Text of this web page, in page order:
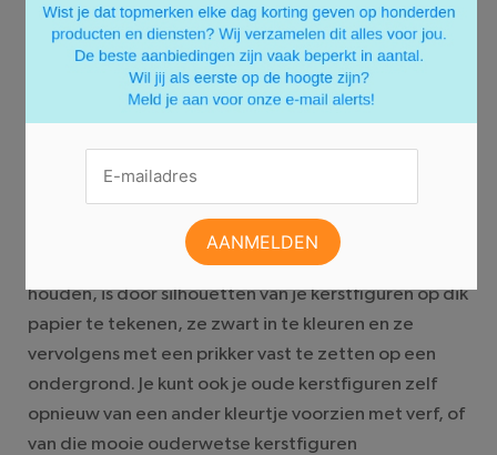
Ben je je oude kerststal moe? Maak dan eens zelf je
kerststal! Je kunt op heel veel manieren je eigen
kerststal fabriceren. Wil je het juist simpel en
eenvoudig houden, houd je wel van iets aparts of wil
Heb je bijvoorbeeld al eens gedacht aan
kerststalfiguren van strijkkralen? Of gehaakte
figuren? Een andere manier om het simpel te
houden, is door silhouetten van je kerstfiguren op dik
papier te tekenen, ze zwart in te kleuren en ze
vervolgens met een prikker vast te zetten op een
ondergrond. Je kunt ook je oude kerstfiguren zelf
opnieuw van een ander kleurtje voorzien met verf, of
van die mooie ouderwetse kerstfiguren